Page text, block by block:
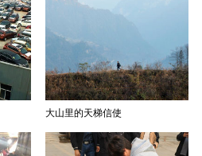
大山里的天梯信使